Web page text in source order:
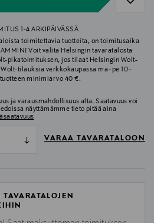
1-4 ARKIPÄIVÄSSÄ
toimitettavia tuotteita, on toimitusaika
Voit valita Helsingin tavaratalosta
pikatoimituksen, jos tilaat Helsingin Wolt-
tilauksia verkkokaupassa ma–pe 10–
tuotteen minimiarvo 40 €.
ja varausmahdollisuus alta. Saatavuus voi
näyttämämme tieto pitää aina
VARAA TAVARATALOON